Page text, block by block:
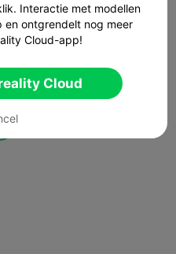
Interactie met modellen
en ontgrendelt nog meer
Cloud-app!
Cloud